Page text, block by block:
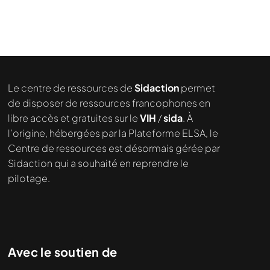
Le centre de ressources deSidactionpermet
de disposer de ressources francophones en
libre accès et gratuites sur leVIH /sida. À
l’origine, hébergées par la Plateforme ELSA, le
Centre de ressources est désormais gérée par
Sidaction qui a souhaité en reprendre le
pilotage.
Avec le soutien de